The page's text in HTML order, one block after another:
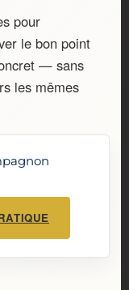
pour
le bon point
— sans
les mêmes